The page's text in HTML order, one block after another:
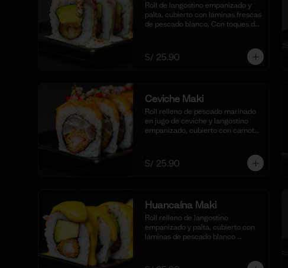
Roll de langostino empanizado y
palta, cubierto con láminas frescas
de pescado blanco. Con toques de
salsa acevichada. (10 cortes).
S/ 25.90
Ceviche Maki
Roll relleno de pescado marinado
en jugo de ceviche y langostino
empanizado, cubierto con camote
S/ 25.90
Huancaína Maki
Roll relleno de langostino
empanizado y palta, cubierto con
láminas de pescado blanco
espolvoreado con shichimi